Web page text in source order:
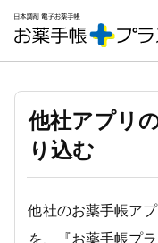
他社アプリ
り込む
他社のお薬手帳ア
を、『お薬手帳プ